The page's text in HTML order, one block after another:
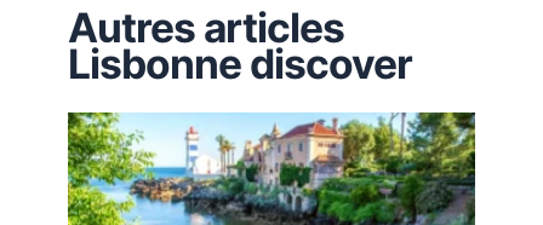
Autres articles
Lisbonne discover